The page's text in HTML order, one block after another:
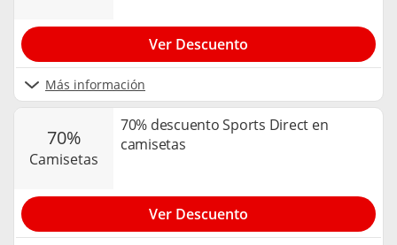
Más información
Ver Descuento
70%
camisetas
70% descuento Sports Direct en
camisetas
Ver Descuento